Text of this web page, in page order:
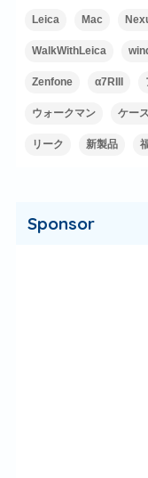
Leica Mac
WalkWithLeica
Zenfone α7RIII
ウォークマン ケース
リーク 新製品
Sponsor